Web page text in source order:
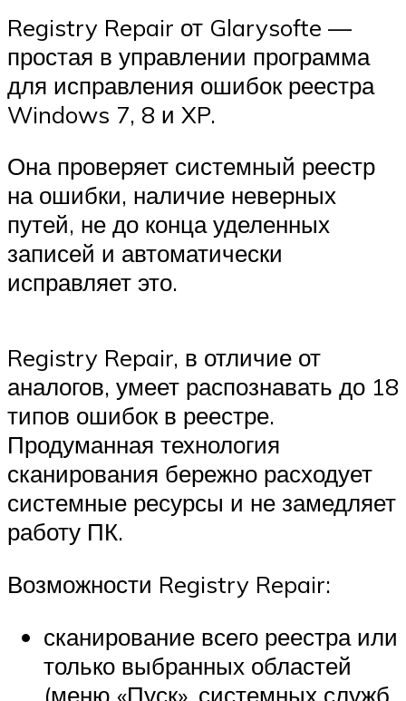
Registry Repair от Glarysofte —
простая в управлении программа
для исправления ошибок реестра
Windows 7, 8 и XP.
Она проверяет системный реестр
на ошибки, наличие неверных
путей, не до конца уделенных
записей и автоматически
исправляет это.
Registry Repair, в отличие от
аналогов, умеет распознавать до 18
типов ошибок в реестре.
Продуманная технология
сканирования бережно расходует
системные ресурсы и не замедляет
работу ПК.
Возможности Registry Repair:
сканирование всего реестра или
только выбранных областей
(меню «Пуск», системных служб,